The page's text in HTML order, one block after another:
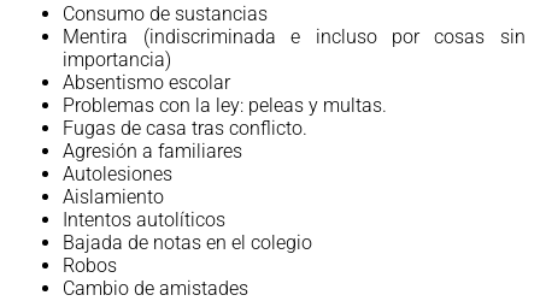
Consumo de sustancias
Mentira (indiscriminada e incluso por cosas sin
importancia)
Absentismo escolar
Problemas con la ley: peleas y multas.
Fugas de casa tras conflicto.
Agresión a familiares
Autolesiones
Aislamiento
Intentos autolíticos
Bajada de notas en el colegio
Robos
Cambio de amistades